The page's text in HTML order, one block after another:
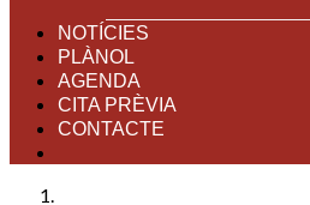
NOTÍCIES
PLÀNOL
AGENDA
CITA PRÈVIA
CONTACTE